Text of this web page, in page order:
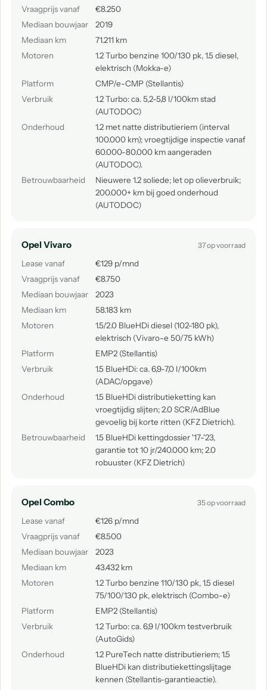
Vraagprijs vanaf
€8.250
Mediaan bouwjaar
2019
Mediaan km
71.211 km
Motoren
1.2 Turbo benzine 100/130 pk, 1.5 diesel,
elektrisch (Mokka-e)
Platform
CMP/e-CMP (Stellantis)
Verbruik
1.2 Turbo: ca. 5,2-5,8 l/100km stad
(AUTODOC)
Onderhoud
1.2 met natte distributieriem (interval
100.000 km); vroegtijdige inspectie vanaf
60.000-80.000 km aangeraden
(AUTODOC).
Betrouwbaarheid
Nieuwere 1.2 soliede; let op olieverbruik;
200.000+ km bij goed onderhoud
(AUTODOC)
Opel Vivaro 37 op voorraad
Lease vanaf
€129 p/mnd
Vraagprijs vanaf
€8.750
Mediaan bouwjaar
2023
Mediaan km
58.183 km
Motoren
1.5/2.0 BlueHDi diesel (102-180 pk),
elektrisch (Vivaro-e 50/75 kWh)
Platform
EMP2 (Stellantis)
Verbruik
1.5 BlueHDi: ca. 6,9-7,0 l/100km
(ADAC/opgave)
Onderhoud
1.5 BlueHDi distributieketting kan
vroegtijdig slijten; 2.0 SCR/AdBlue
gevoelig bij korte ritten (KFZ Dietrich).
Betrouwbaarheid
1.5 BlueHDi kettingdossier '17-'23,
garantie tot 10 jr/240.000 km; 2.0
robuuster (KFZ Dietrich)
Opel Combo 35 op voorraad
Lease vanaf
€126 p/mnd
Vraagprijs vanaf
€8.500
Mediaan bouwjaar
2023
Mediaan km
43.432 km
Motoren
1.2 Turbo benzine 110/130 pk, 1.5 diesel
75/100/130 pk, elektrisch (Combo-e)
Platform
EMP2 (Stellantis)
Verbruik
1.2 Turbo: ca. 6,9 l/100km testverbruik
(AutoGids)
Onderhoud
1.2 PureTech natte distributieriem; 1.5
BlueHDi kan distributiekettingslijtage
kennen (Stellantis-garantieactie).